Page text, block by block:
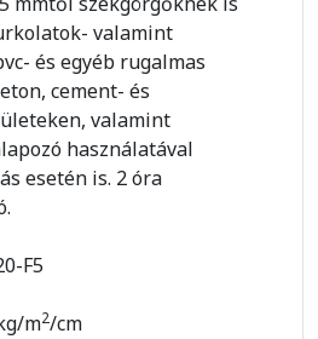
valamint
és egyéb rugalmas
cement- és
valamint
használatával
esetén is. 2 óra
F5
m2/cm